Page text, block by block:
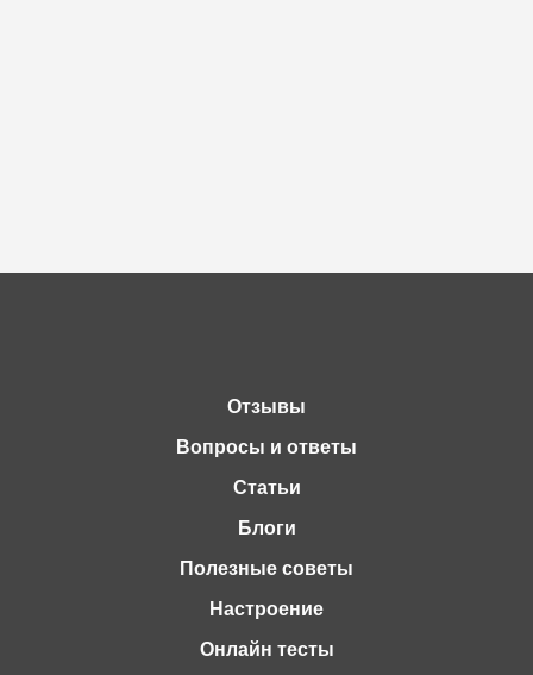
Отзывы
Вопросы и ответы
Статьи
Блоги
Полезные советы
Настроение
Онлайн тесты